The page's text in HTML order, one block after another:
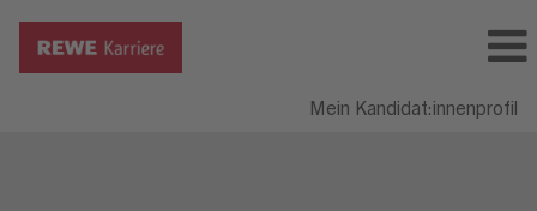
Mein Kandidat:innenprofil